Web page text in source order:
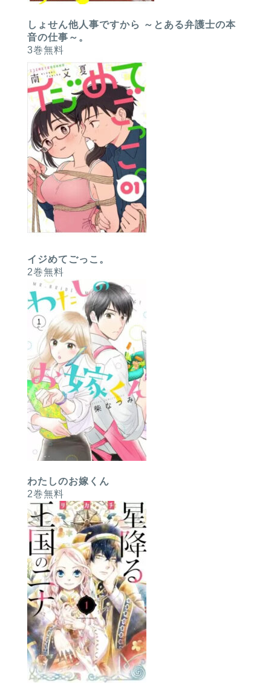
しょせん他人事ですから ～とある弁護士の本
音の仕事～。
3巻無料
イジめてごっこ。
2巻無料
わたしのお嫁くん
2巻無料